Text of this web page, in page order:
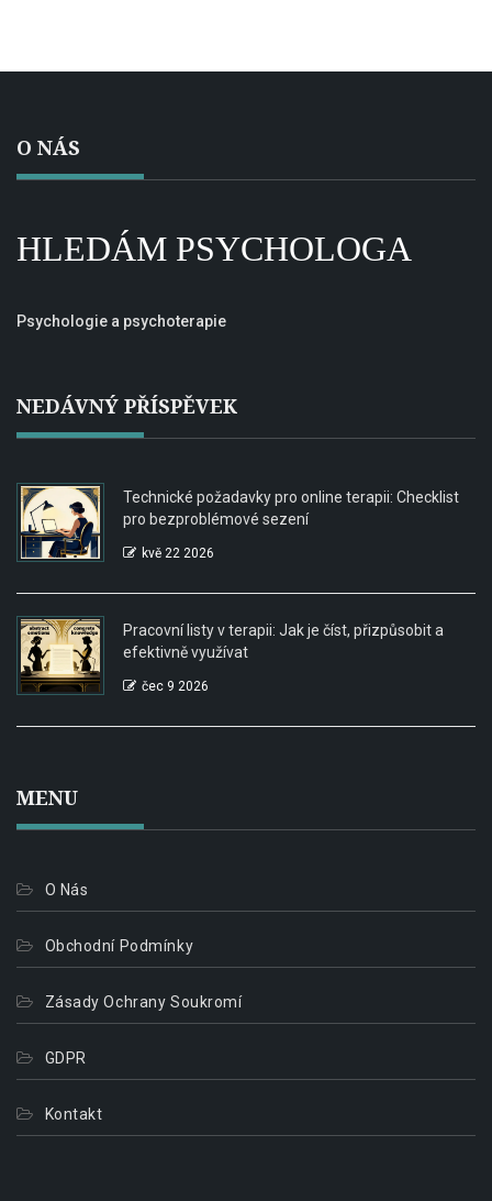
O NÁS
HLEDÁM PSYCHOLOGA
Psychologie a psychoterapie
NEDÁVNÝ PŘÍSPĚVEK
Technické požadavky pro online terapii: Checklist
pro bezproblémové sezení
kvě 22 2026
Pracovní listy v terapii: Jak je číst, přizpůsobit a
efektivně využívat
čec 9 2026
MENU
O Nás
Obchodní Podmínky
Zásady Ochrany Soukromí
GDPR
Kontakt